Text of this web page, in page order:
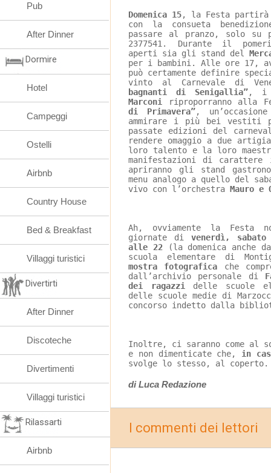
Domenica 15, la Festa
con la consueta
passare al pranzo, solo su
2377541. Durante il
aperti sia gli stand del
per i bambini. Alle ore 17,
può certamente definire
vinto al Carnevale di
bagnanti di Senigallia”, i
Marconi
riproporranno alla
di Primavera”,
ammirare i più bei vestiti
passate edizioni del
rendere omaggio a due
loro talento e la loro
manifestazioni di
apriranno gli stand
menu analogo a quello del
vivo con l’orchestra Mauro e
Ah, ovviamente la Festa
giornate di venerdì,
alle 22 (la domenica anche
scuola elementare di
mostra fotografica che
dall’archivio personale di
dei ragazzi
delle scuole
delle scuole medie di
concorso indetto dalla
Inoltre, ci saranno come
e non dimenticate che, in
svolge lo stesso, al coperto.
di Luca Redazione
I commenti dei lettori
Pub
After Dinner
Dormire
Hotel
Campeggi
Ostelli
Airbnb
Country House
Bed & Breakfast
Villaggi turistici
Divertirti
After Dinner
Discoteche
Divertimenti
Villaggi turistici
Rilassarti
Airbnb